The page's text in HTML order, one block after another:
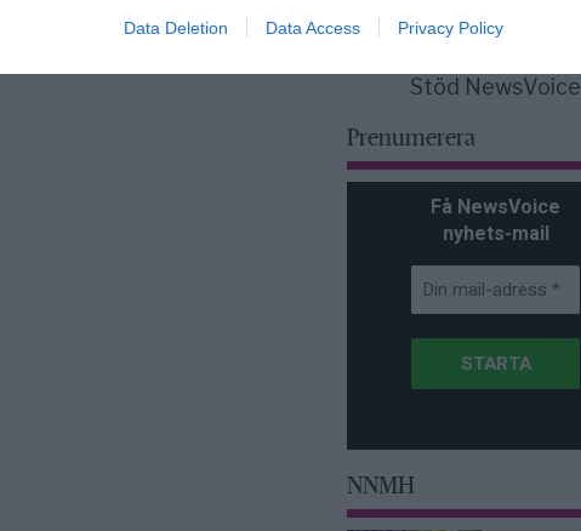
Data Deletion Data Access Privacy Policy
Stöd NewsVoice
Prenumerera
Få NewsVoice
nyhets-mail
NNMH